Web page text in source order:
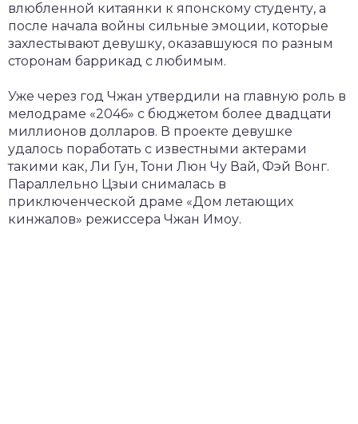
влюбленной китаянки к японскому студенту, а
после начала войны сильные эмоции, которые
захлестывают девушку, оказавшуюся по разным
сторонам баррикад с любимым.
Уже через год Чжан утвердили на главную роль в
мелодраме «2046» с бюджетом более двадцати
миллионов долларов. В проекте девушке
удалось поработать с известными актерами
такими как, Ли Гун, Тони Люн Чу Вай, Фэй Вонг.
Параллельно Цзыи снималась в
приключенческой драме «Дом летающих
кинжалов» режиссера Чжан Имоу.